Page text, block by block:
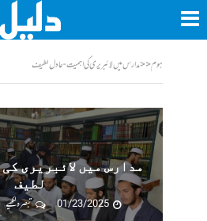
ہوم<<مدارس میں لائبریری کی اہمیت - عادل لطیف
مدارس میں لائبریری
لطیف
01/23/2025
تبصرہ لکھیے